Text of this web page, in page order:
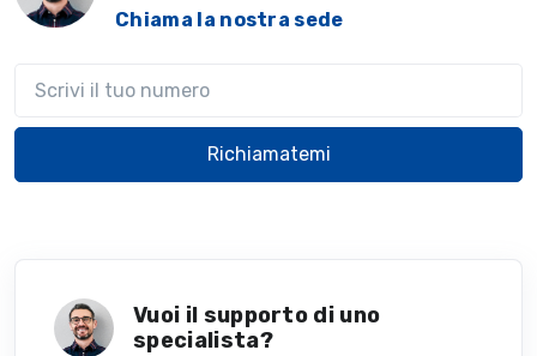
Chiama la nostra sede
Richiamatemi
Vuoi il supporto di uno
specialista?